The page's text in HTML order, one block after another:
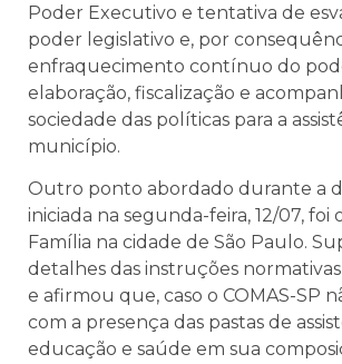
Poder Executivo e tentativa de
poder legislativo e, por
enfraquecimento contínuo do
elaboração, fiscalização e
sociedade das políticas para a
município.
Outro ponto abordado durante a
iniciada na segunda-feira, 12/07, foi
Família na cidade de São Paulo.
detalhes das instruções
e afirmou que, caso o COMAS-SP
com a presença das pastas de
educação e saúde em sua